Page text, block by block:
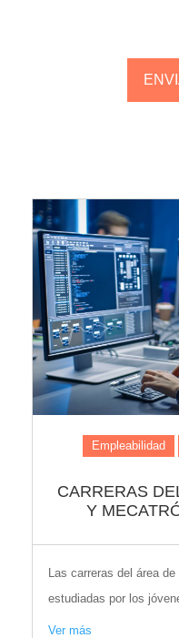
Empleabilidad
CARRERAS
Y
Las carreras del área
estudiadas por los
Ver más